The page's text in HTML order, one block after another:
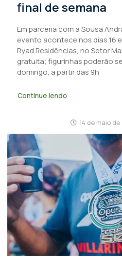
final de semana
Em parceria com a Sousa
evento acontece nos dias 16
Ryad Residências, no Setor
gratuita; figurinhas poderão
domingo, a partir das 9h
Continue lendo
14 de maio